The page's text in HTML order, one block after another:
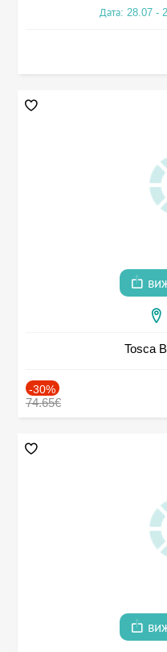
Дата: 28.07 -
Tosca
-30%
74.65€